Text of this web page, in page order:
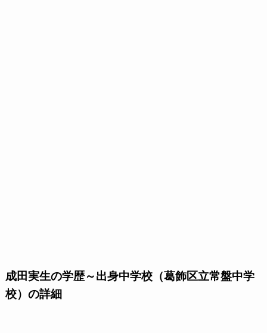
成田実生の学歴～出身中学校（葛飾区立常盤中学
校）の詳細